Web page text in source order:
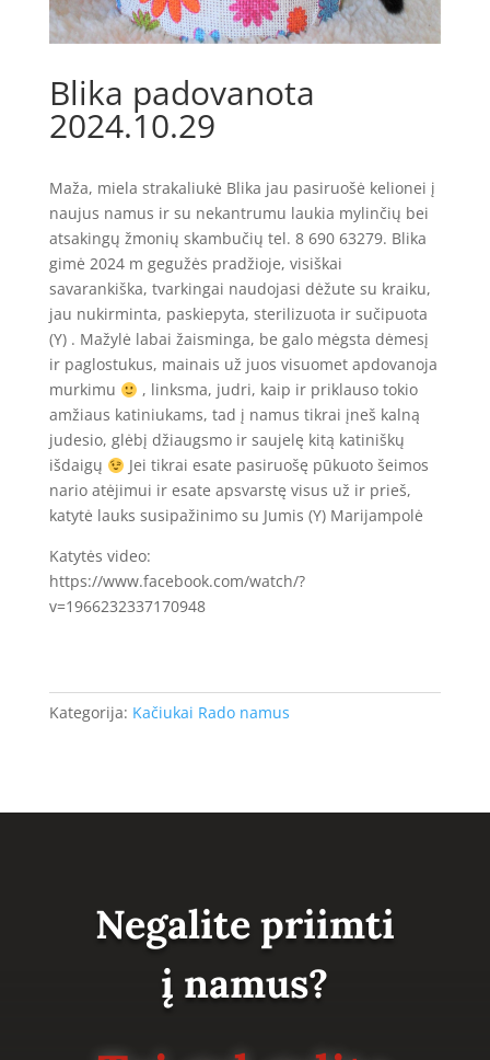
Blika padovanota
2024.10.29
Maža, miela strakaliukė Blika jau pasiruošė kelionei į
naujus namus ir su nekantrumu laukia mylinčių bei
atsakingų žmonių skambučių tel. 8 690 63279. Blika
gimė 2024 m gegužės pradžioje, visiškai
savarankiška, tvarkingai naudojasi dėžute su kraiku,
jau nukirminta, paskiepyta, sterilizuota ir sučipuota
(Y) . Mažylė labai žaisminga, be galo mėgsta dėmesį
ir paglostukus, mainais už juos visuomet apdovanoja
murkimu
, linksma, judri, kaip ir priklauso tokio
amžiaus katiniukams, tad į namus tikrai įneš kalną
judesio, glėbį džiaugsmo ir saujelę kitą katiniškų
išdaigų
Jei tikrai esate pasiruošę pūkuoto šeimos
nario atėjimui ir esate apsvarstę visus už ir prieš,
katytė lauks susipažinimo su Jumis (Y) Marijampolė
Katytės video:
https://www.facebook.com/watch/?
v=1966232337170948
Kategorija: Kačiukai Rado namus
Negalite priimti
į namus?